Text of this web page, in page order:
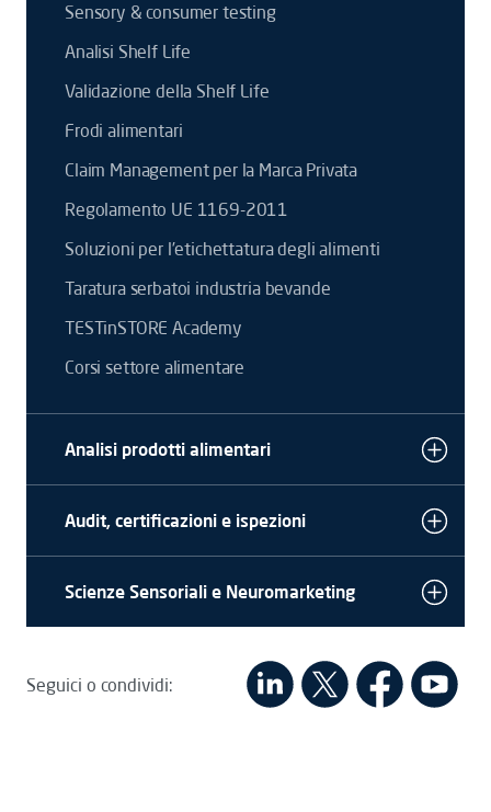
Sensory & consumer testing
Analisi Shelf Life
Validazione della Shelf Life
Frodi alimentari
Claim Management per la Marca Privata
Regolamento UE 1169-2011
Soluzioni per l’etichettatura degli alimenti
Taratura serbatoi industria bevande
TESTinSTORE Academy
Corsi settore alimentare
Analisi prodotti alimentari
Audit, certificazioni e ispezioni
Scienze Sensoriali e Neuromarketing
Seguici o condividi: